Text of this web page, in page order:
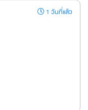
1 วันที่แล้ว